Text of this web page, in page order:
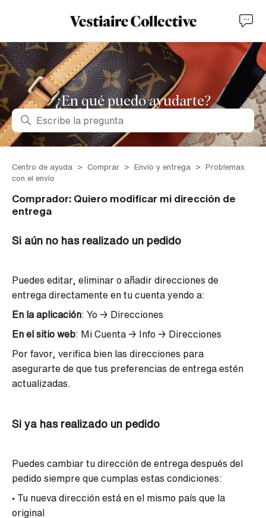
¿En qué puedo ayudarte?
Búsqueda
Centro de ayuda Comprar Envío y entrega
Problemas
con el envío
Comprador: Quiero modificar mi dirección de
entrega
Si aún no has realizado un pedido
Puedes editar, eliminar o añadir direcciones de
entrega directamente en tu cuenta yendo a:
En la aplicación: Yo → Direcciones
En el sitio web: Mi Cuenta → Info → Direcciones
Por favor, verifica bien las direcciones para
asegurarte de que tus preferencias de entrega estén
actualizadas.
Si ya has realizado un pedido
Puedes cambiar tu dirección de entrega después del
pedido siempre que cumplas estas condiciones:
• Tu nueva dirección está en el mismo país que la
original